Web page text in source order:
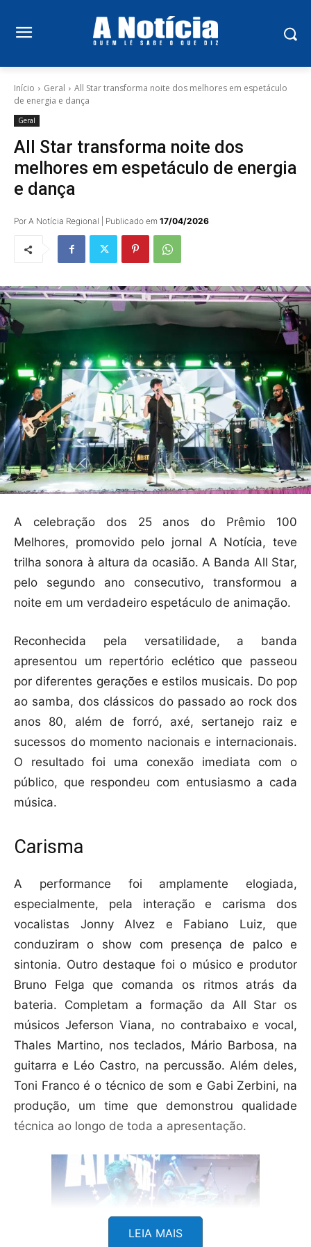
Início Geral
All Star transforma noite dos melhores em espetáculo
de energia e dança
Geral
All Star transforma noite dos
melhores em espetáculo de energia
e dança
Por A Notícia Regional | Publicado em 17/04/2026
A celebração dos 25 anos do Prêmio 100
Melhores, promovido pelo jornal A Notícia, teve
trilha sonora à altura da ocasião. A Banda All Star,
pelo segundo ano consecutivo, transformou a
noite em um verdadeiro espetáculo de animação.
Reconhecida pela versatilidade, a banda
apresentou um repertório eclético que passeou
por diferentes gerações e estilos musicais. Do pop
ao samba, dos clássicos do passado ao rock dos
anos 80, além de forró, axé, sertanejo raiz e
sucessos do momento nacionais e internacionais.
O resultado foi uma conexão imediata com o
público, que respondeu com entusiasmo a cada
música.
Carisma
A performance foi amplamente elogiada,
especialmente, pela interação e carisma dos
vocalistas Jonny Alvez e Fabiano Luiz, que
conduziram o show com presença de palco e
sintonia. Outro destaque foi o músico e produtor
Bruno Felga que comanda os ritmos atrás da
bateria. Completam a formação da All Star os
músicos Jeferson Viana, no contrabaixo e vocal,
Thales Martino, nos teclados, Mário Barbosa, na
guitarra e Léo Castro, na percussão. Além deles,
Toni Franco é o técnico de som e Gabi Zerbini, na
produção, um time que demonstrou qualidade
técnica ao longo de toda a apresentação.
LEIA MAIS